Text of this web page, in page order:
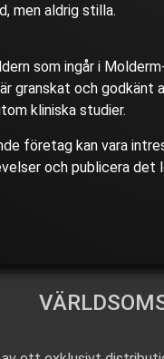
men aldrig stilla.
som ingår i
granskat och godkänt
kliniska studier.
företag kan vara
och publicera det